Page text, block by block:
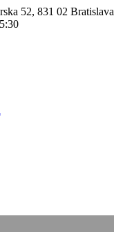
52, 831 02 Bratislava